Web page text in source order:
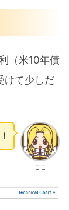
（米10年債
けて少しだ
ここ